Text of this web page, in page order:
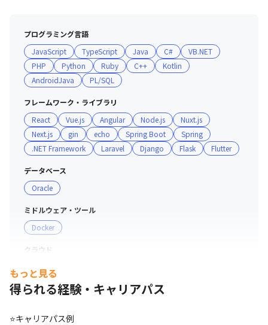
▼ BtoB向けサービス開発（iOSアプリ）
■概要
- Webサービスのアプリケーション・インフラ運用設計、
計画、実装、UX改善
- データ起点の施策設計・実装・改善、アルゴリズム開発
■開発環境
Swift / Alamofire / RxSwift / GitHub Enterprise / Bitrise
/ Zeplin / JIRA
■工程
基本設計 / 詳細設計 / 開発 / 単体テスト / 結合テスト / 総
合テスト
▼ アジャイル（スクラム）開発対応業務
対応
■開発環境
Java / SpringBoot / HTML / CSS / JavaScript / React /
Thymeleaf / SQL / AWS（EC2, RDSなど）
プログラミング言語
JavaScript
TypeScript Java C#
VB.NET
PHP
Python Ruby C++
Kotlin
AndroidJava
PL/SQL
フレームワーク・ライブラリ
React
Vue.js Angular Node.js
Nuxt.js
Next.js
gin echo Spring Boot
Spring
.NET Framework
Laravel Django Flask Flutter
データベース
Oracle
ミドルウェア・ツール
Docker
クラウド
もっと見る
得られる経験・キャリアパス
⭐キャリアパス例